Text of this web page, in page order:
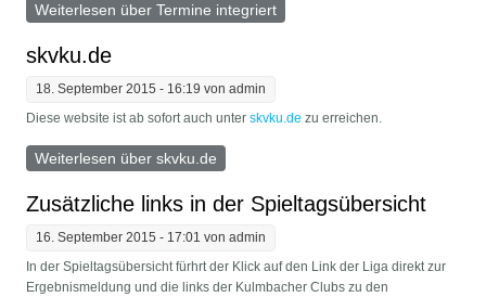
Weiterlesen über Termine integriert
skvku.de
18. September 2015 - 16:19 vonadmin
Diese website ist ab sofort auch unterskvku.de zu erreichen.
Weiterlesen über skvku.de
Zusätzliche links in der Spieltagsübersicht
16. September 2015 - 17:01 vonadmin
In der Spieltagsübersicht fürhrt der Klick auf den Link der Liga direkt zur
Ergebnismeldung und die links der Kulmbacher Clubs zu den